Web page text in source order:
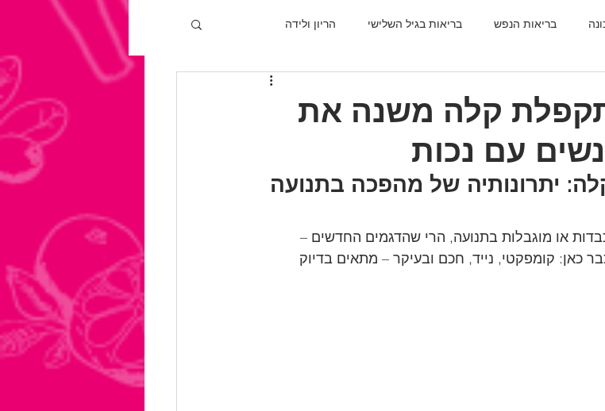
בריאות הנפש בריאות בגיל השלישי הריון ולידה
קלה משנה את
עם נכות
יתרונותיה של מהפכה בתנועה
או מוגבלות בתנועה, הרי שהדגמים החדשים –
כאן: קומפקטי, נייד, חכם ובעיקר – מתאים בדיוק